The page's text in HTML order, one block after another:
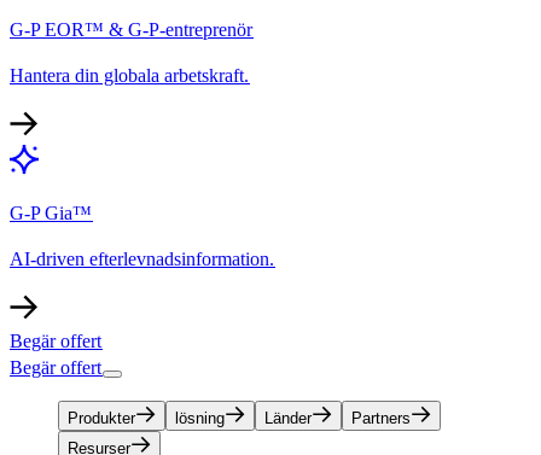
G-P EOR™ & G-P-entreprenör​​
Hantera din globala arbetskraft.​​
G-P Gia™​​
AI-driven efterlevnadsinformation.​​
Begär offert​​
Begär offert​​
Produkter​​ lösning​​ Länder​​
Partners​​
Resurser​​